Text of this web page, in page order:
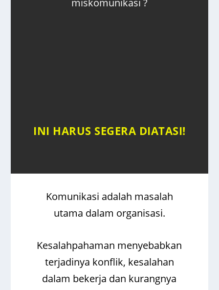
INI HARUS SEGERA DIATASI!
Komunikasi adalah masalah
utama dalam organisasi.
Kesalahpahaman menyebabkan
terjadinya konflik, kesalahan
dalam bekerja dan kurangnya